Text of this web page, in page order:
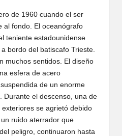
de 1960 cuando el ser
al fondo. El oceanógrafo
teniente estadounidense
bordo del batiscafo Trieste.
muchos sentidos. El diseño
esfera de acero
de un enorme
Durante el descenso, una de
exteriores se agrietó debido
ruido aterrador que
peligro, continuaron hasta